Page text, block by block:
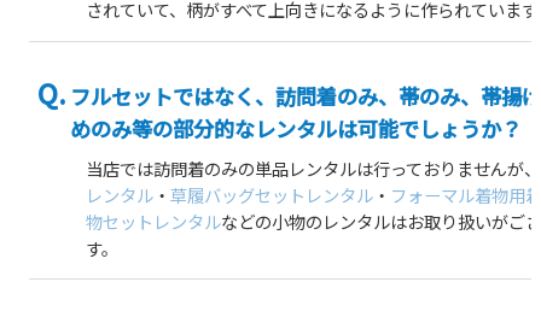
されていて、柄がすべて上向きになるように作られていま
フルセットではなく、訪問着のみ、帯のみ、帯揚
めのみ等の部分的なレンタルは可能でしょうか？
当店では訪問着のみの単品レンタルは行っておりませんが、
レンタル ・草履バッグセットレンタル ・ フォーマル着物用
物セットレンタルなどの小物のレンタルはお取り扱いがご
す。